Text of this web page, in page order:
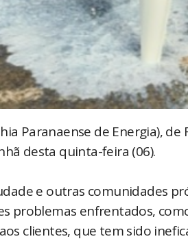
Paranaense de Energia),
desta quinta-feira (06).
e outras comunidades
problemas enfrentados,
clientes, que tem sido